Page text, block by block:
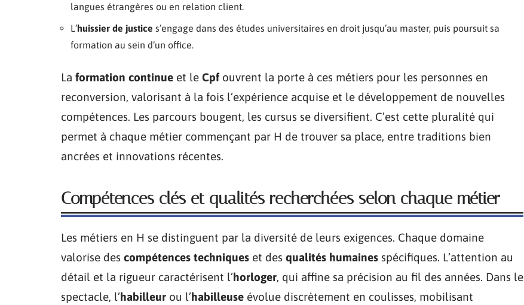
langues étrangères ou en relation client.
L’huissier de justice s’engage dans des études universitaires en droit jusqu’au master, puis poursuit sa
formation au sein d’un office.
La formation continue et le Cpfouvrent la porte à ces métiers pour les personnes en
reconversion, valorisant à la fois l’expérience acquise et le développement de nouvelles
compétences. Les parcours bougent, les cursus se diversifient. C’est cette pluralité qui
permet à chaque métier commençant par H de trouver sa place, entre traditions bien
ancrées et innovations récentes.
Compétences clés et qualités recherchées selon chaque métier
Les métiers en H se distinguent par la diversité de leurs exigences. Chaque domaine
valorise des compétences techniques et des qualités humaines spécifiques. L’attention au
détail et la rigueur caractérisent l’horloger, qui affine sa précision au fil des années. Dans le
spectacle, l’habilleur ou l’habilleuse évolue discrètement en coulisses, mobilisant